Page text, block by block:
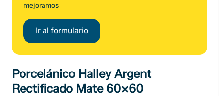
mejoramos
Ir al formulario
Porcelánico Halley Argent
Rectificado Mate 60×60